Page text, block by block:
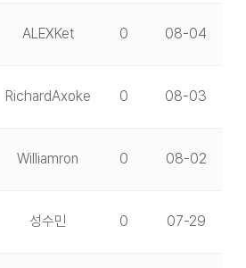
ALEXKet 0 08-04
RichardAxoke 0 08-03
Williamron 0 08-02
성수민 0 07-29